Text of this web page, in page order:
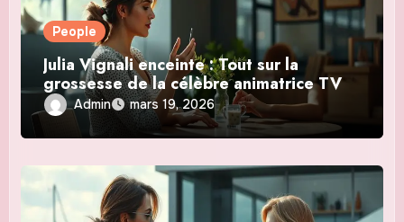
People
Julia Vignali enceinte : Tout sur la
grossesse de la célèbre animatrice TV
Admin mars 19, 2026